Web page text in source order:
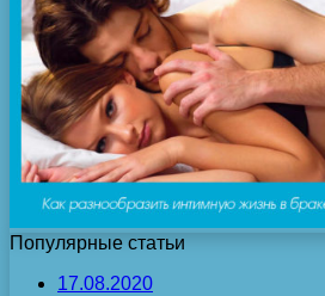
Популярные статьи
17.08.2020